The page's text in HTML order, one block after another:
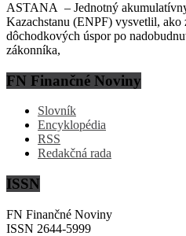
ASTANA – Jednotný
Kazachstanu (ENPF) vysvetlil, ako
dôchodkových úspor po
zákonníka,
FN Finančné Noviny
Slovník
Encyklopédia
RSS
Redakčná rada
ISSN
FN Finančné Noviny
ISSN 2644-5999